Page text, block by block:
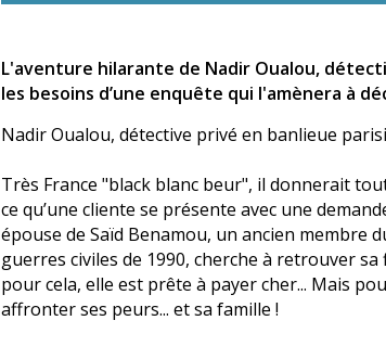
L'aventure hilarante de Nadir Oualou,
les besoins d’une enquête qui l'amènera à
Nadir Oualou, détective privé en banlieue
Très France "black blanc beur", il donnerait
ce qu’une cliente se présente avec une
épouse de Saïd Benamou, un ancien membre
guerres civiles de 1990, cherche à retrouver
pour cela, elle est prête à payer cher... Mais
affronter ses peurs... et sa famille !